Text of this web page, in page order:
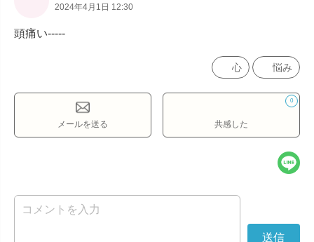
2024年4月1日 12:30
頭痛い-----
心 悩み
メールを送る
0
共感した